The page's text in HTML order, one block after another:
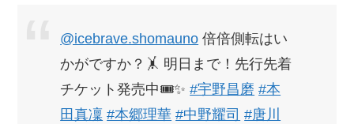
@icebrave.shomauno 倍倍側転はい
かがですか？🤸 明日まで！先行先着
チケット発売中🎟️✨#宇野昌磨 #本
田真凜 #本郷理華 #中野耀司 #唐川